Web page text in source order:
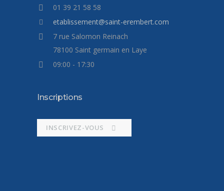
01 39 21 58 58
etablissement@saint-erembert.com
7 rue Salomon Reinach
78100 Saint germain en Laye
09:00 - 17:30
Inscriptions
INSCRIVEZ-VOUS